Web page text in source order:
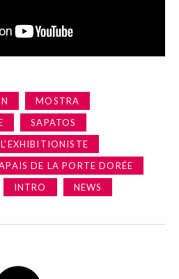
MOSTRA
SAPATOS
L'EXHIBITIONISTE
DE LA PORTE DORÉE
INTRO NEWS